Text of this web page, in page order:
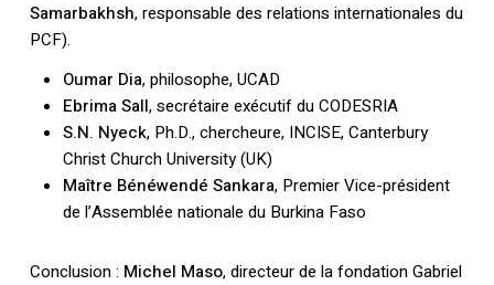
Samarbakhsh, responsable des relations internationales du
PCF).
Oumar Dia, philosophe, UCAD
Ebrima Sall, secrétaire exécutif du CODESRIA
S.N. Nyeck, Ph.D., chercheure, INCISE, Canterbury
Christ Church University (UK)
Maître Bénéwendé Sankara, Premier Vice-président
de l’Assemblée nationale du Burkina Faso
Conclusion : Michel Maso, directeur de la fondation Gabriel